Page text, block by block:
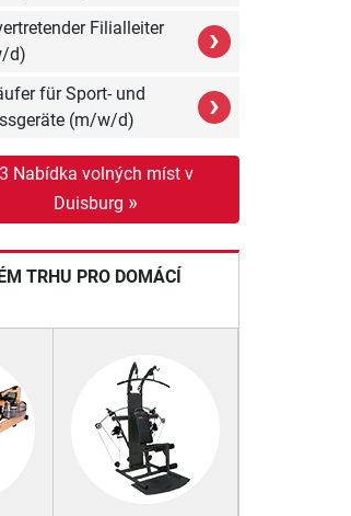
Filialleiter
d)
›
für Sport- und
(m/w/d)
›
3 Nabídka volných míst v
Duisburg »
TRHU PRO DOMÁCÍ